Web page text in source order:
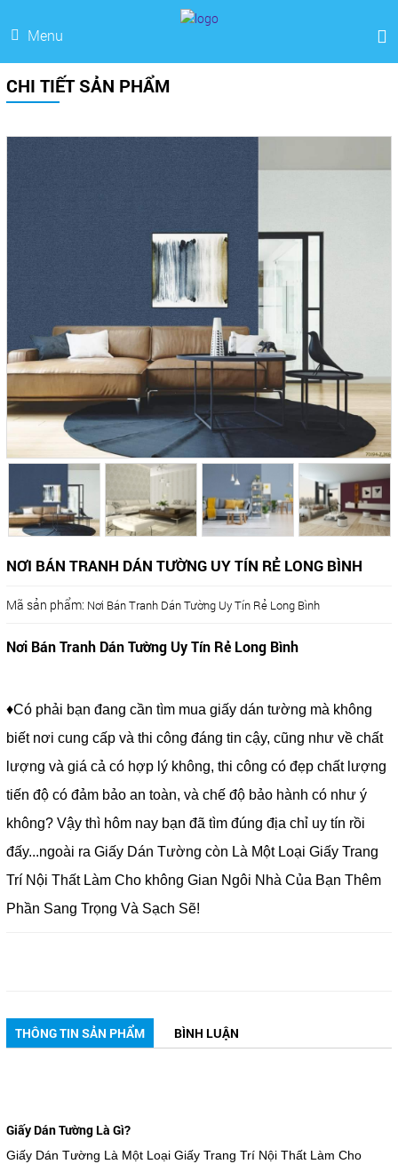
Menu
CHI TIẾT SẢN PHẨM
NƠI BÁN TRANH DÁN TƯỜNG UY TÍN RẺ LONG BÌNH
Mã sản phẩm: Nơi Bán Tranh Dán Tường Uy Tín Rẻ Long Bình
Nơi Bán Tranh Dán Tường Uy Tín Rẻ Long Bình
♦Có phải bạn đang cần tìm mua giấy dán tường mà không
biết nơi cung cấp và thi công đáng tin cậy, cũng như về chất
lượng và giá cả có hợp lý không, thi công có đẹp chất lượng
tiến độ có đảm bảo an toàn, và chế độ bảo hành có như ý
không? Vậy thì hôm nay bạn đã tìm đúng địa chỉ uy tín rồi
đấy...ngoài ra Giấy Dán Tường còn Là Một Loại Giấy Trang
Trí Nội Thất Làm Cho không Gian Ngôi Nhà Của Bạn Thêm
Phần Sang Trọng Và Sạch Sẽ!
THÔNG TIN SẢN PHẨM BÌNH LUẬN
Giấy Dán Tường Là Gì?
Giấy Dán Tường Là Một Loại Giấy Trang Trí Nội Thất Làm Cho